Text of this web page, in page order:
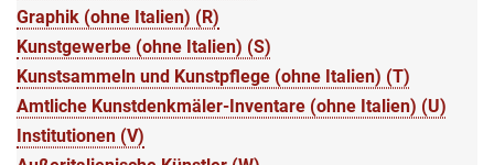
Graphik (ohne Italien) (R)
Kunstgewerbe (ohne Italien) (S)
Kunstsammeln und Kunstpflege (ohne Italien) (T)
Amtliche Kunstdenkmäler-Inventare (ohne Italien) (U)
Institutionen (V)